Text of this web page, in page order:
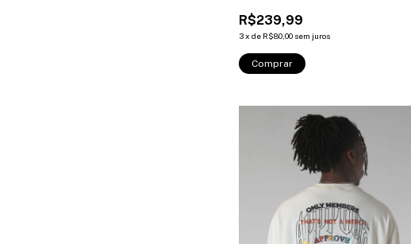
R$239,99
3x de R$80,00 sem juros
Comprar